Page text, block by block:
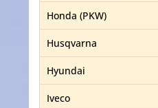
Honda (PKW)
Husqvarna
Hyundai
Iveco